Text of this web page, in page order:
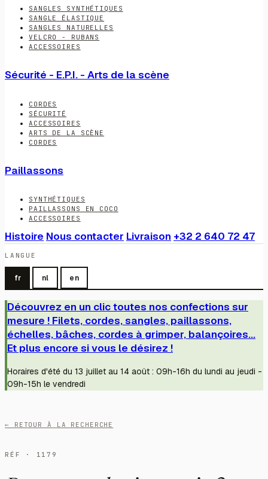
SANGLES SYNTHÉTIQUES
SANGLE ÉLASTIQUE
SANGLES NATURELLES
VELCRO - RUBANS
ACCESSOIRES
Sécurité - E.P.I. - Arts de la scène
CORDES
SÉCURITÉ
ACCESSOIRES
ARTS DE LA SCÈNE
CORDES
Paillassons
SYNTHÉTIQUES
PAILLASSONS EN COCO
ACCESSOIRES
Histoire Nous contacter Livraison +32 2 640 72 47
LANGUE
fr nl en
Découvrez en un clic toutes nos confections sur
mesure ! Filets, cordes, sangles, paillassons,
échelles, bâches, cordes à grimper, balançoires...
Et plus encore si vous le désirez !
Horaires d'été du 13 juillet au 14 août : 09h-16h du lundi au jeudi -
09h-15h le vendredi
← RETOUR À LA RECHERCHE
RÉF · 1179